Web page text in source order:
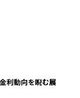
利動向を睨む展